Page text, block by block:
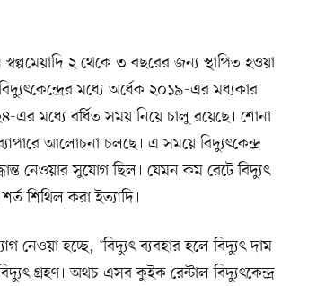
২ থেকে ৩ বছরের জন্য স্থাপিত হওয়া
মধ্যে অর্ধেক ২০১৯-এর মধ্যকার
এর মধ্যে বর্ধিত সময় নিয়ে চালু রয়েছে। শোনা
আলোচনা চলছে। এ সময়ে বিদ্যুৎকেন্দ্র
নেওয়ার সুযোগ ছিল। যেমন কম রেটে বিদ্যুৎ
শিথিল করা ইত্যাদি।
নেওয়া হচ্ছে, ‘বিদ্যুৎ ব্যবহার হলে বিদ্যুৎ দাম
গ্রহণ। অথচ এসব কুইক রেন্টাল বিদ্যুৎকেন্দ্র